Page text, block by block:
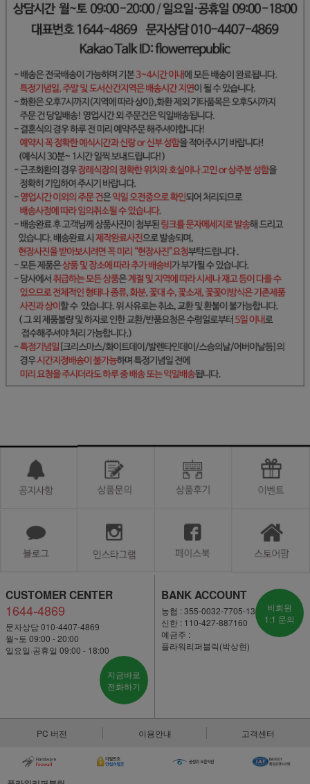
CUSTOMER CENTER
1644-4869
문자상담 010-4407-4869
월~토 09:00 - 20:00
일요일·공휴일 09:00 - 18:00
지금바로
전화하기
BANK ACCOUNT
농협 : 355-0032-7705-13
신한 : 110-427-887160
예금주 :
플라워리퍼블릭(박상현)
비회원
1:1 문의
PC 버전 이용안내 고객센터